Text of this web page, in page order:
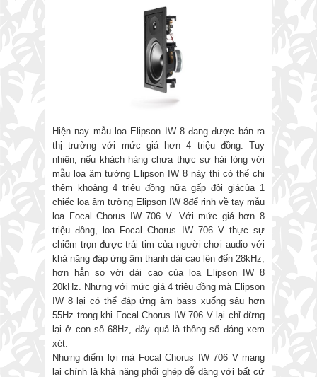
Hiện nay mẫu loa Elipson IW 8 đang được bán ra
thị trường với mức giá hơn 4 triệu đồng. Tuy
nhiên, nếu khách hàng chưa thực sự hài lòng với
mẫu loa âm tường Elipson IW 8 này thì có thể chi
thêm khoảng 4 triệu đồng nữa gấp đôi giácủa 1
chiếc loa âm tường Elipson IW 8để rinh về tay mẫu
loa Focal Chorus IW 706 V. Với mức giá hơn 8
triệu đồng, loa Focal Chorus IW 706 V thực sự
chiếm trọn được trái tim của người chơi audio với
khả năng đáp ứng âm thanh dải cao lên đến 28kHz,
hơn hẳn so với dải cao của loa Elipson IW 8
20kHz. Nhưng với mức giá 4 triệu đồng mà Elipson
IW 8 lại có thể đáp ứng âm bass xuống sâu hơn
55Hz trong khi Focal Chorus IW 706 V lại chỉ dừng
lại ở con số 68Hz, đây quả là thông số đáng xem
xét.
Nhưng điểm lợi mà Focal Chorus IW 706 V mang
lại chính là khả năng phối ghép dễ dàng với bất cứ